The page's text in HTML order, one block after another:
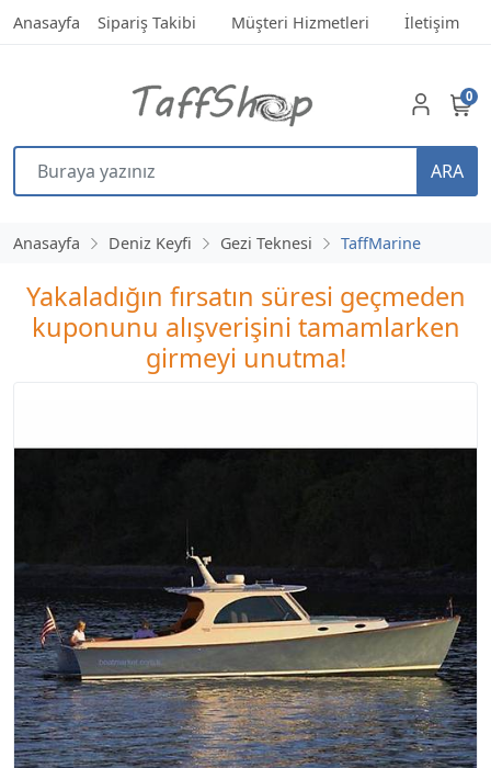
Anasayfa Sipariş Takibi Müşteri Hizmetleri İletişim
ARA
0
Anasayfa Deniz Keyfi Gezi Teknesi TaffMarine
Yakaladığın fırsatın süresi geçmeden
kuponunu alışverişini tamamlarken
girmeyi unutma!